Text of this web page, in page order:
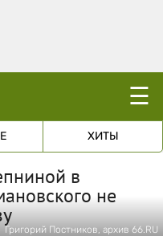
☰
ХИТЫ
в
не
Григорий Постников, архив 66.RU